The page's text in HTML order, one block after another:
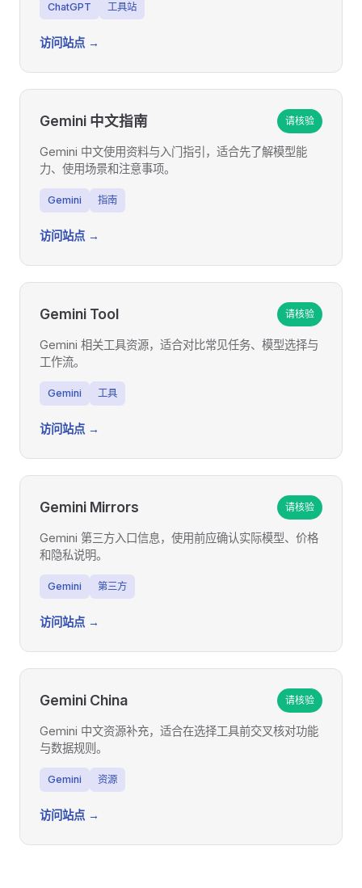
ChatGPT 工具站
访问站点 →
Gemini 中文指南 请核验
Gemini 中文使用资料与入门指引，适合先了解模型能
力、使用场景和注意事项。
Gemini 指南
访问站点 →
Gemini Tool 请核验
Gemini 相关工具资源，适合对比常见任务、模型选择与
工作流。
Gemini 工具
访问站点 →
Gemini Mirrors 请核验
Gemini 第三方入口信息，使用前应确认实际模型、价格
和隐私说明。
Gemini 第三方
访问站点 →
Gemini China 请核验
Gemini 中文资源补充，适合在选择工具前交叉核对功能
与数据规则。
Gemini 资源
访问站点 →